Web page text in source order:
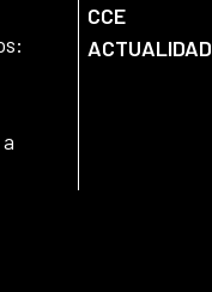
CCE
ACTUALIDAD